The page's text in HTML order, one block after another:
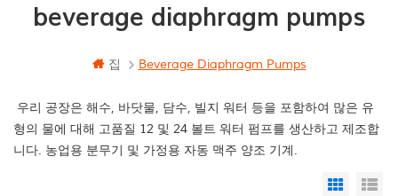
beverage diaphragm pumps
집 Beverage Diaphragm Pumps
우리 공장은 해수, 바닷물, 담수, 빌지 워터 등을 포함하여 많은 유
형의 물에 대해 고품질 12 및 24 볼트 워터 펌프를 생산하고 제조합
니다. 농업용 분무기 및 가정용 자동 맥주 양조 기계.
Grid